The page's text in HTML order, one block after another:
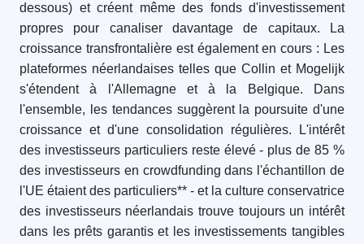
dessous) et créent même des fonds d'investissement
propres pour canaliser davantage de capitaux. La
croissance transfrontalière est également en cours : Les
plateformes néerlandaises telles que Collin et Mogelijk
s'étendent à l'Allemagne et à la Belgique. Dans
l'ensemble, les tendances suggèrent la poursuite d'une
croissance et d'une consolidation régulières. L'intérêt
des investisseurs particuliers reste élevé - plus de 85 %
des investisseurs en crowdfunding dans l'échantillon de
l'UE étaient des particuliers** - et la culture conservatrice
des investisseurs néerlandais trouve toujours un intérêt
dans les prêts garantis et les investissements tangibles